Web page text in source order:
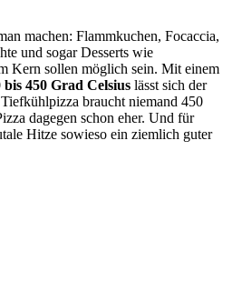
machen: Flammkuchen, Focaccia,
und sogar Desserts wie
Kern sollen möglich sein. Mit einem
bis 450 Grad Celsius lässt sich der
braucht niemand 450
dagegen schon eher. Und für
Hitze sowieso ein ziemlich guter